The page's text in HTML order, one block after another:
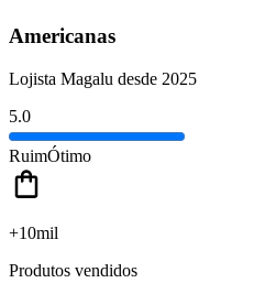
Americanas
Lojista Magalu desde 2025
5.0
RuimÓtimo
+10mil
Produtos vendidos